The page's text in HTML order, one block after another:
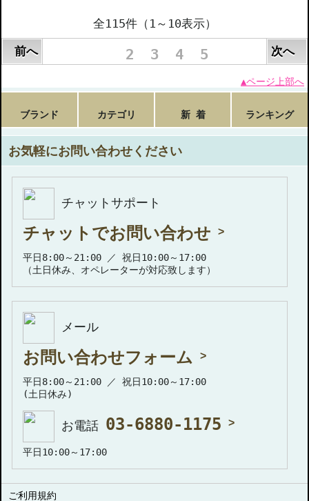
全115件（1～10表示）
前へ
2 3 4 5 次へ
▲ページ上部へ
ブランド カテゴリ 新 着 ランキング
お気軽にお問い合わせください
チャットサポート
チャットでお問い合わせ
平日8:00～21:00 ／ 祝日10:00～17:00
（土日休み、オペレーターが対応致します）
メール
お問い合わせフォーム
平日8:00～21:00 ／ 祝日10:00～17:00
(土日休み)
お電話 03-6880-1175
平日10:00～17:00
ご利用規約